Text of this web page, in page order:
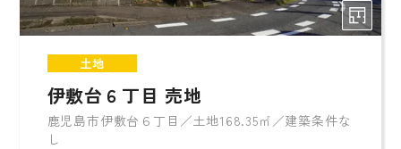
土地
伊敷台６丁目 売地
鹿児島市伊敷台６丁目／土地168.35㎡／建築条件な
し